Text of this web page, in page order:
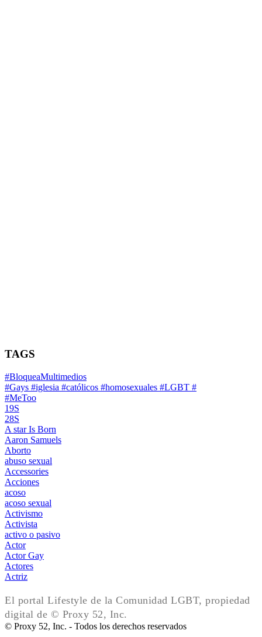
TAGS
#BloqueaMultimedios
#Gays #iglesia #católicos #homosexuales #LGBT #
#MeToo
19S
28S
A star Is Born
Aaron Samuels
Aborto
abuso sexual
Accessories
Acciones
acoso
acoso sexual
Activismo
Activista
activo o pasivo
Actor
Actor Gay
Actores
Actriz
El portal Lifestyle de la Comunidad LGBT, propiedad
digital de © Proxy 52, Inc.
© Proxy 52, Inc. - Todos los derechos reservados